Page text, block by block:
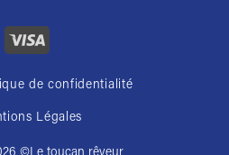
de confidentialité
Légales